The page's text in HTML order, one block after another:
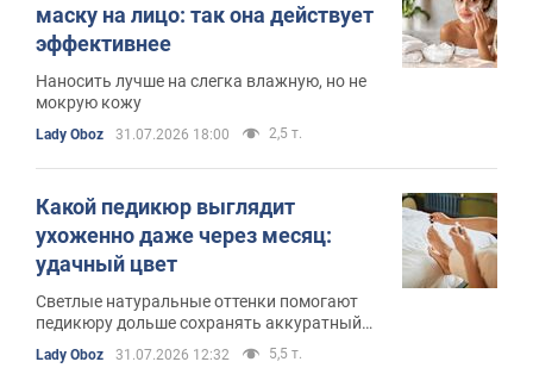
маску на лицо: так она действует
эффективнее
Наносить лучше на слегка влажную, но не
мокрую кожу
Lady Oboz 31.07.2026 18:00 2,5 т.
Какой педикюр выглядит
ухоженно даже через месяц:
удачный цвет
Светлые натуральные оттенки помогают
педикюру дольше сохранять аккуратный
Lady Oboz 31.07.2026 12:32 5,5 т.